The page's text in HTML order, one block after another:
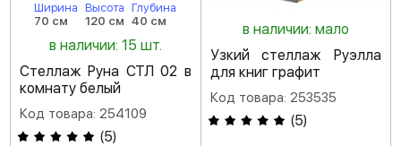
Ширина
70 см
Высота
120 см
Глубина
40 см
в наличии: 15 шт.
Стеллаж Руна СТЛ 02 в
комнату белый
Код товара: 254109
(5)
в наличии: мало
Узкий стеллаж Руэлла
для книг графит
Код товара: 253535
(5)